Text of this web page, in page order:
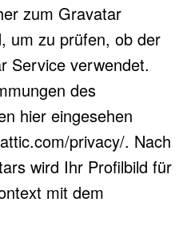
zum Gravatar
um zu prüfen, ob der
Service verwendet.
des
hier eingesehen
privacy/. Nach
wird Ihr Profilbild für
mit dem